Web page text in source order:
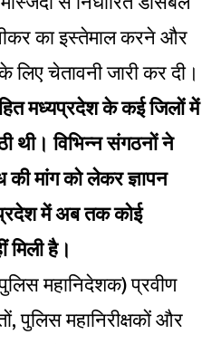
का इस्तेमाल करने और
लिए चेतावनी जारी कर दी।
मध्यप्रदेश के कई जिलों में
थी। विभिन्न संगठनों ने
मांग को लेकर ज्ञापन
में अब तक कोई
मिली है।
महानिदेशक) प्रवीण
महानिरीक्षकों और